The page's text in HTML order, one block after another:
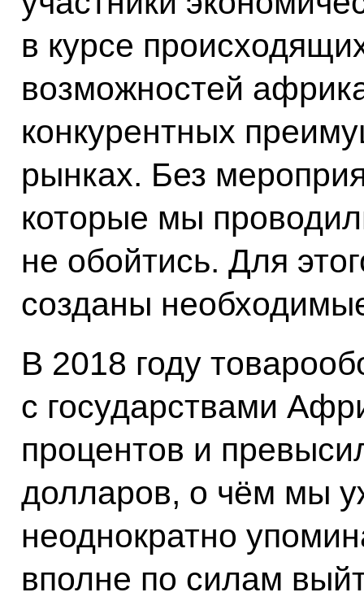
в курсе
возможностей
конкурентных
рынках. Без
которые мы
не обойтись. Для
созданы
В 2018 году
с государствами
процентов и
долларов, о чём мы
неоднократно
вполне по силам